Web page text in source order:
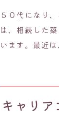
５０代になり
は、相続した
います。最近
キャリ